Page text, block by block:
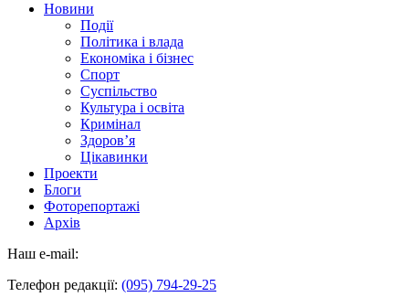
Новини
Події
Політика і влада
Економіка і бізнес
Спорт
Суспільство
Культура і освіта
Кримінал
Здоров’я
Цікавинки
Проекти
Блоги
Фоторепортажі
Архів
Наш e-mail:
Телефон редакції: (095) 794-29-25